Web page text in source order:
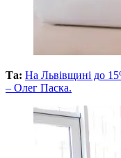
Та: На Львівщині до
– Олег Паска.